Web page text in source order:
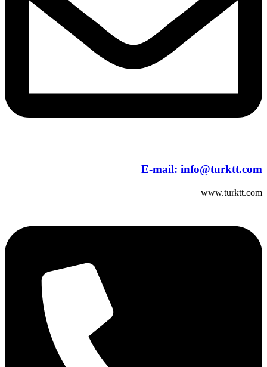
E-mail: info@turktt.com
www.turktt.com